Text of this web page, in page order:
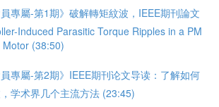
員專屬-第1期》破解轉矩紋波，IEEE期刊論文
Induced Parasitic Torque Ripples in a PM
(38:50)
員專屬-第2期》IEEE期刊论文导读：了解如何
学术界几个主流方法 (23:45)